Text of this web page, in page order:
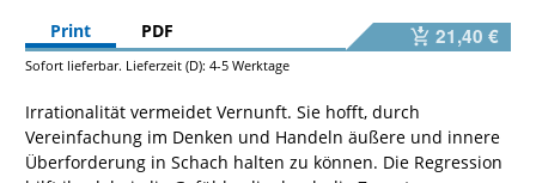
Print
PDF 21,40 €
Sofort lieferbar. Lieferzeit (D): 4-5 Werktage
Irrationalität vermeidet Vernunft. Sie hofft, durch
Vereinfachung im Denken und Handeln äußere und innere
Überforderung in Schach halten zu können. Die Regression